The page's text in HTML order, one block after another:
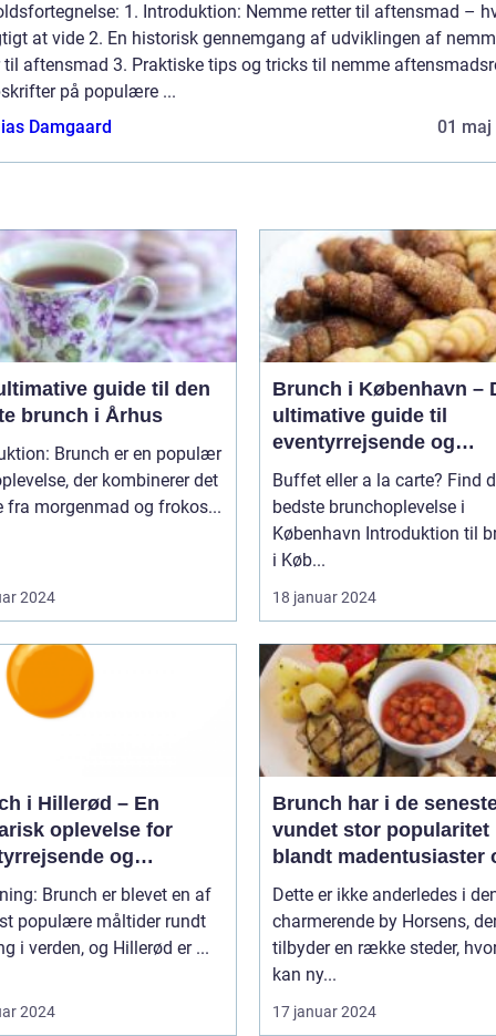
1. Introduktion: Nemme retter til aftensmad –
at vide 2. En historisk gennemgang af udviklingen af
til aftensmad 3. Praktiske tips og tricks til nemme
på populære ...
Damgaard
01 maj
guide til den
brunch i Århus
Brunch er en populær
der kombinerer det
fra morgenmad og frokos...
2024
Brunch i København –
ultimative guide til
eventyrrejsende og
backpackere
Buffet eller a la carte? Find
bedste brunchoplevelse i
København Introduktion til brunch
i Køb...
18 januar 2024
i Hillerød – En
oplevelse for
og
Brunch er blevet en af
populære måltider rundt
i verden, og Hillerød er ...
2024
Brunch har i de
vundet stor popularitet
blandt madentusiaster
dem, der elsker at
kombinere de lækreste
morgenmadslækkerier
frokostfavoritter
Dette er ikke anderledes i
charmerende by Horsens,
tilbyder en række steder,
kan ny...
17 januar 2024